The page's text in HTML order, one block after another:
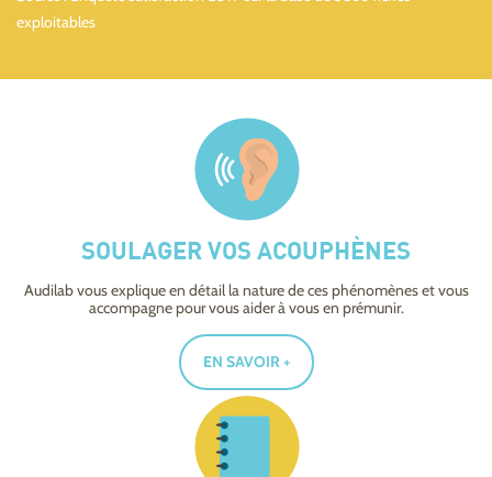
exploitables
SOULAGER VOS ACOUPHÈNES
Audilab vous explique en détail la nature de ces phénomènes et vous
accompagne pour vous aider à vous en prémunir.
EN SAVOIR +